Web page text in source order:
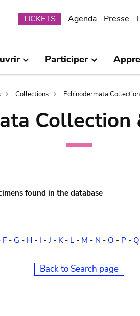
Submenu
TICKETS Agenda Presse
Participer
Collections Echinodermata
Collection
found in the database
F- G - H- I -J - K- L- M - N - O - P - Q
Back to Search page